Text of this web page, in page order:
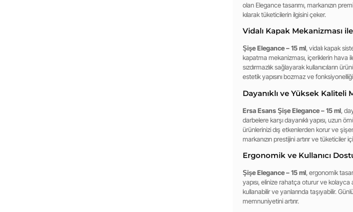
olan Elegance tasarımı, markanızın
kılarak tüketicilerin ilgisini çeker.
Vidalı Kapak Mekanizması
Şişe Elegance – 15 ml, vidalı kapak
kapatma mekanizması, içeriklerin hava
sızdırmazlık sağlayarak kullanıcıların
estetik yapısını bozmaz ve fonksiyonelliği
Dayanıklı ve Yüksek Kaliteli
Ersa Esans Şişe Elegance – 15 ml,
darbelere karşı dayanıklı yapısı, uzun
ürünlerinizi dış etkenlerden korur ve
markanızın prestijini artırır ve tüketiciler
Ergonomik ve Kullanıcı
Şişe Elegance – 15 ml, ergonomik
yapısı, elinize rahatça oturur ve kolayca
kullanabilir ve yanlarında taşıyabilir.
memnuniyetini artırır.